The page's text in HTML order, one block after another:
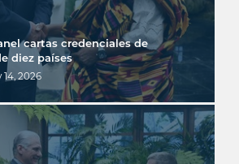
cartas credenciales de
diez países
14, 2026